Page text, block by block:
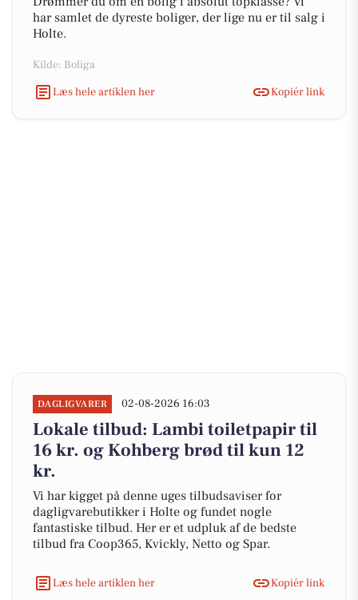
har samlet de dyreste boliger, der lige nu er til salg i
Holte.
Kilde: Boliga
Læs hele artiklen her
Kopiér link
DAGLIGVARER 02-08-2026 16:03
Lokale tilbud: Lambi toiletpapir til
16 kr. og Kohberg brød til kun 12
kr.
Vi har kigget på denne uges tilbudsaviser for
dagligvarebutikker i Holte og fundet nogle
fantastiske tilbud. Her er et udpluk af de bedste
tilbud fra Coop365, Kvickly, Netto og Spar.
Læs hele artiklen her Kopiér link